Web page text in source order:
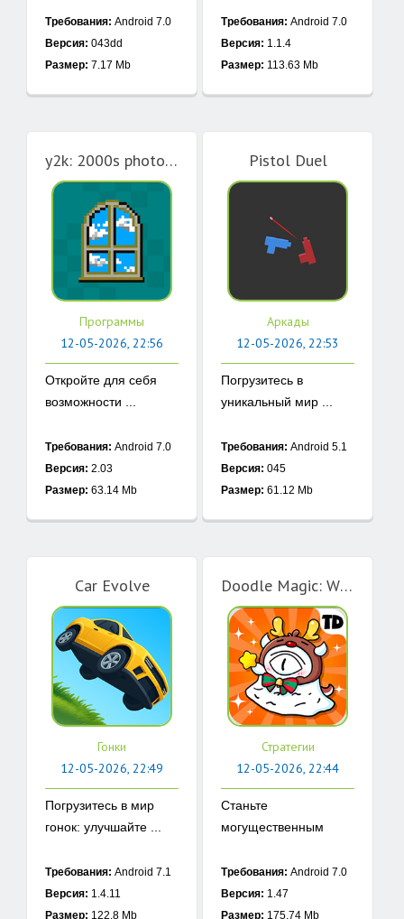
Требования: Android 7.0
Версия: 043dd
Размер: 7.17 Mb
Требования: Android 7.0
Версия: 1.1.4
Размер: 113.63 Mb
y2k: 2000s photo editor
Программы
12-05-2026, 22:56
Откройте для себя
возможности ...
Требования: Android 7.0
Версия: 2.03
Размер: 63.14 Mb
Pistol Duel
Аркады
12-05-2026, 22:53
Погрузитесь в
уникальный мир ...
Требования: Android 5.1
Версия: 045
Размер: 61.12 Mb
Car Evolve
Гонки
12-05-2026, 22:49
Погрузитесь в мир
гонок: улучшайте ...
Требования: Android 7.1
Версия: 1.4.11
Размер: 122.8 Mb
Doodle Magic: Wizard vs Slime
Стратегии
12-05-2026, 22:44
Станьте
могущественным
Требования: Android 7.0
Версия: 1.47
Размер: 175.74 Mb